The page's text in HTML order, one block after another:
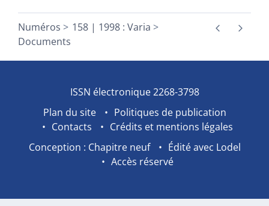
Numéros
158 | 1998 : Varia
Documents
ISSN électronique 2268-3798
Plan du site
Politiques de publication
Contacts
Crédits et mentions légales
Conception : Chapitre neuf
Édité avec Lodel
Accès réservé